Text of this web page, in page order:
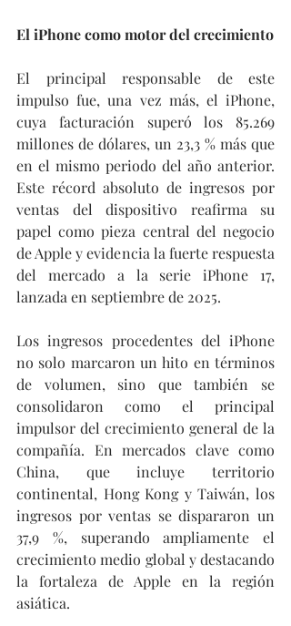
El iPhone como motor del crecimiento
El principal responsable de este
impulso fue, una vez más, el iPhone,
cuya facturación superó los 85.269
millones de dólares, un 23,3 % más que
en el mismo periodo del año anterior.
Este récord absoluto de ingresos por
ventas del dispositivo reafirma su
papel como pieza central del negocio
de Apple y evidencia la fuerte respuesta
del mercado a la serie iPhone 17,
lanzada en septiembre de 2025.
Los ingresos procedentes del iPhone
no solo marcaron un hito en términos
de volumen, sino que también se
consolidaron como el principal
impulsor del crecimiento general de la
compañía. En mercados clave como
China, que incluye territorio
continental, Hong Kong y Taiwán, los
ingresos por ventas se dispararon un
37,9 %, superando ampliamente el
crecimiento medio global y destacando
la fortaleza de Apple en la región
asiática.